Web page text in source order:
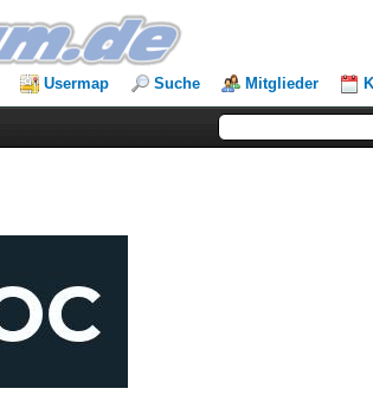
Usermap Suche Mitglieder